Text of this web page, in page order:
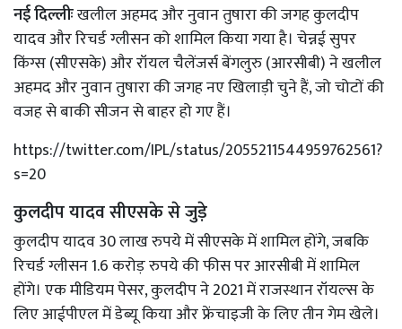
नई दिल्लीःखलील अहमद और नुवान तुषारा की जगह कुलदीप
यादव और रिचर्ड ग्लीसन को शामिल किया गया है। चेन्नई सुपर
किंग्स (सीएसके) और रॉयल चैलेंजर्स बेंगलुरु (आरसीबी) ने खलील
अहमद और नुवान तुषारा की जगह नए खिलाड़ी चुने हैं, जो चोटों की
वजह से बाकी सीजन से बाहर हो गए हैं।
https://twitter.com/IPL/status/2055211544959762561?
s=20
कुलदीप यादव सीएसके से जुड़े
कुलदीप यादव 30 लाख रुपये में सीएसके में शामिल होंगे, जबकि
रिचर्ड ग्लीसन 1.6 करोड़ रुपये की फीस पर आरसीबी में शामिल
होंगे। एक मीडियम पेसर, कुलदीप ने 2021 में राजस्थान रॉयल्स के
लिए आईपीएल में डेब्यू किया और फ्रेंचाइजी के लिए तीन गेम खेले।